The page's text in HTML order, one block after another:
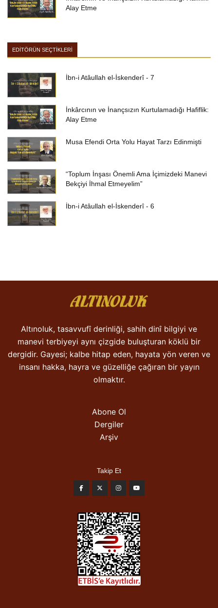
Alay Etme
EDİTÖRÜN SEÇTİKLERİ
İbn-i Atâullah el-İskenderî - 7
İnkârcının ve İnançsızın Kurtulamadığı Hafiflik:
Alay Etme
Musa Efendi Orta Yolu Hayat Tarzı Edinmişti
“Toplum İnşası Önemli Ama İçimizdeki Manevi
Bekçiyi İhmal Etmeyelim”
İbn-i Atâullah el-İskenderî - 6
Altınoluk, tasavvufî derinliği, sahih dinî bilgiyi ve
manevi terbiyeyi aynı çizgide buluşturan köklü bir
dergidir. Gayesi; kalbe hitap eden, hayata yön veren ve
insanı hakka, hayra ve güzelliğe çağıran bir yayın
olmaktır.
Abone Ol
Dergiler
Arşiv
Takip Et